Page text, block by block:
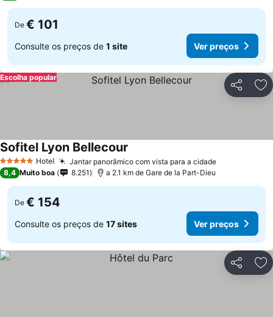
De € 101
Consulte os preços de 1 site Ver preços
Partilhar
Escolha popular
5 Estrelas Hotel Jantar panorâmico com vista para a cidade
Sofitel Lyon Bellecour
8,4 Muito boa 8.251 a 2.1 km de Gare de la Part-Dieu
De € 154
Consulte os preços de 17 sites Ver preços
Partilhar